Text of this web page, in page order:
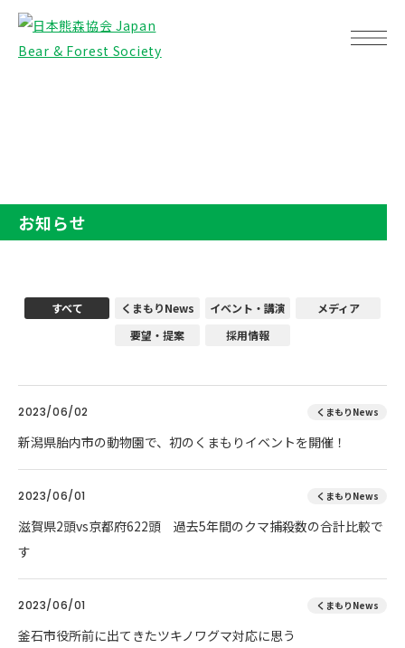
お知らせ
すべて くまもりNews イベント・講演
メディア
要望・提案
採用情報
2023/06/02 くまもりNews
新潟県胎内市の動物園で、初のくまもりイベントを開催！
2023/06/01 くまもりNews
滋賀県2頭vs京都府622頭 過去5年間のクマ捕殺数の合計比較で
す
2023/06/01 くまもりNews
釜石市役所前に出てきたツキノワグマ対応に思う